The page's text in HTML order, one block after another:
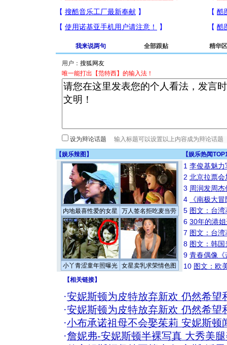
我来说两句 全部跟贴 精华区
用户：
唯一能打出【范特西】的输入法！
设为辩论话题
【娱乐辣图 】 【娱乐热闻
内地最喜性爱的女星 万人签名拒吃麦当劳
小丫青涩童年照曝光 女星卖乳求荣情色图
1 李俊基魅力
2 北京拉票
3 周润发周
4
《南极大
5 图文：台
6 30年的港
7 图文：台
8 图文：韩
9 青春偶像《
10 图文：欧
【相关链接】
·安妮斯顿为皮特放弃新欢 仍然希望
·安妮斯顿为皮特放弃新欢 仍然希望
·小布承诺祖母不会娶茱莉 安妮斯顿
·詹妮弗-安妮斯顿半裸写真 大秀美